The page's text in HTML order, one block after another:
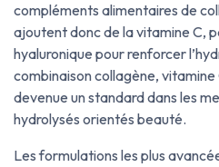
compléments alimentaires de
ajoutent donc de la vitamine C,
hyaluronique pour renforcer
combinaison collagène,
devenue un standard dans les
hydrolysés orientés beauté.
Les formulations les plus